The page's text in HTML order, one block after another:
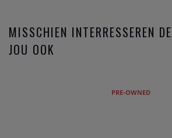
MISSCHIEN INTERRESSEREN
JOU OOK
PRE-OWNED